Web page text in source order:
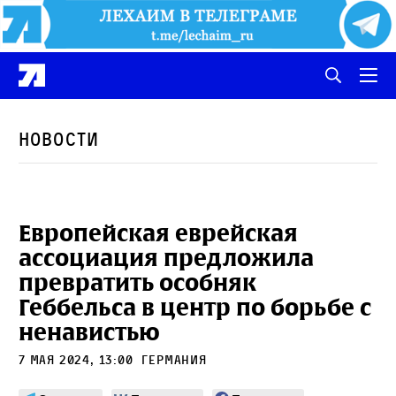
Новости
Европейская еврейская
ассоциация предложила
превратить особняк
Геббельса в центр по борьбе с
ненавистью
7 мая 2024, 13:00 Германия